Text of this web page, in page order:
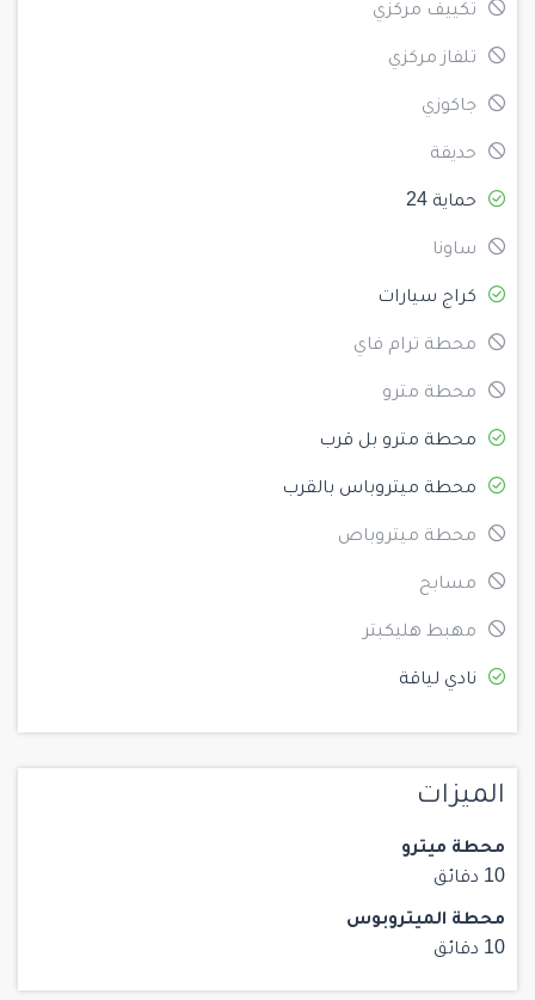
تكييف مركزي
تلفاز مركزي
جاكوزي
حديقة
حماية 24
ساونا
كراج سيارات
محطة ترام فاي
محطة مترو
محطة مترو بل قرب
محطة ميتروباس بالقرب
محطة ميتروباص
مسابح
مهبط هليكبتر
نادي لياقة
الميزات
محطة ميترو
10 دقائق
محطة الميتروبوس
10 دقائق